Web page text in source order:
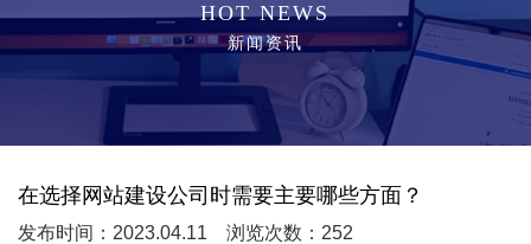
HOT NEWS
新闻资讯
在选择网站建设公司时需要主要哪些方面？
发布时间：2023.04.11 浏览次数：252